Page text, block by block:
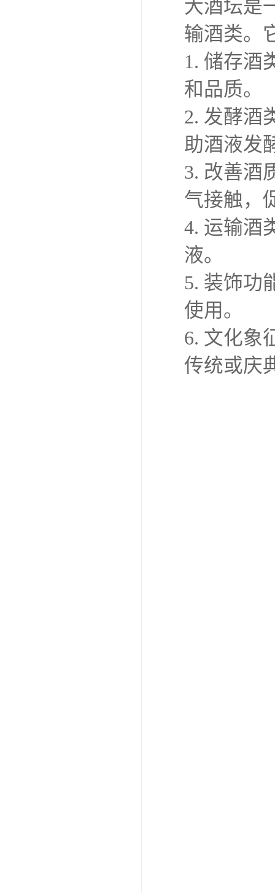
大酒坛是
输酒类。
1. 储存酒
和品质。
2. 发酵酒
助酒液发
3. 改善酒
气接触，
4. 运输酒
液。
5. 装饰功
使用。
6. 文化象
传统或庆